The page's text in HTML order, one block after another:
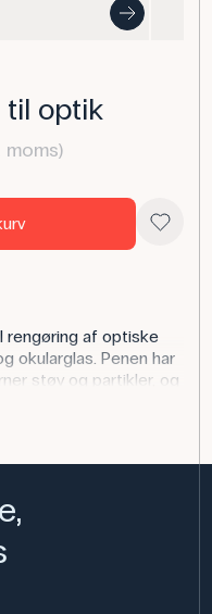
til optik
moms)
rengøring af optiske
okularglas. Penen har
støv og partikler, og
ved at dreje hætten
hvor der
eller optiske
og dermed klare